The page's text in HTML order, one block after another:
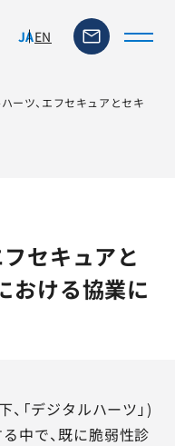
JAEN
ーツ、エフセキュアとセキ
セキュアと
おける協業に
「デジタルハーツ」)
中で、既に脆弱性診